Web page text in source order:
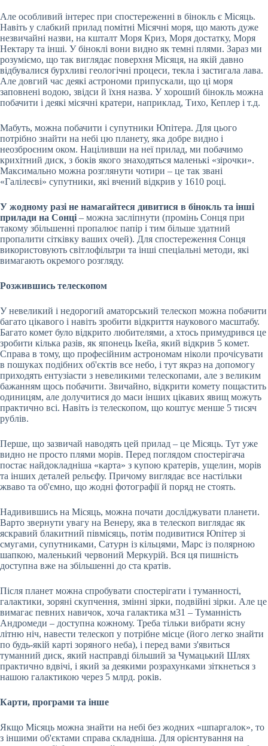
Але особливий інтерес при спостереженні в бінокль є Місяць.
Навіть у слабкий прилад помітні Місячні моря, що мають дуже
незвичайні назви, на кшталт Моря Криз, Моря достатку, Моря
Нектару та інші. У біноклі вони видно як темні плями. Зараз ми
розуміємо, що так виглядає поверхня Місяця, на якій давно
відбувалися бурхливі геологічні процеси, текла і застигала лава.
Але довгий час деякі астрономи припускали, що ці моря
заповнені водою, звідси й їхня назва. У хороший бінокль можна
побачити і деякі місячні кратери, наприклад, Тихо, Кеплер і т.д.
Мабуть, можна побачити і супутники Юпітера. Для цього
потрібно знайти на небі цю планету, яка добре видно і
неозброєним оком. Націливши на неї прилад, ми побачимо
крихітний диск, з боків якого знаходяться маленькі «зірочки».
Максимально можна розглянути чотири – це так звані
«Галілеєві» супутники, які вчений відкрив у 1610 році.
У жодному разі не намагайтеся дивитися в бінокль та інші
прилади на Сонці – можна засліпнути (промінь Сонця при
такому збільшенні пропалює папір і тим більше здатний
пропалити сітківку ваших очей). Для спостереження Сонця
використовують світлофільтри та інші спеціальні методи, які
вимагають окремого розгляду.
Розжившись телескопом
У невеликий і недорогий аматорський телескоп можна побачити
багато цікавого і навіть зробити відкриття наукового масштабу.
Багато комет було відкрито любителями, а хтось примудрився це
зробити кілька разів, як японець Ікейа, який відкрив 5 комет.
Справа в тому, що професійним астрономам ніколи прочісувати
в пошуках подібних об'єктів все небо, і тут якраз на допомогу
приходять ентузіасти з невеликими телескопами, але з великим
бажанням щось побачити. Звичайно, відкрити комету пощастить
одиницям, але долучитися до маси інших цікавих явищ можуть
практично всі. Навіть із телескопом, що коштує менше 5 тисяч
рублів.
Перше, що зазвичай наводять цей прилад – це Місяць. Тут уже
видно не просто плями морів. Перед поглядом спостерігача
постає найдокладніша «карта» з купою кратерів, ущелин, морів
та інших деталей рельєфу. Причому виглядає все настільки
жваво та об'ємно, що жодні фотографії й поряд не стоять.
Надивившись на Місяць, можна почати досліджувати планети.
Варто звернути увагу на Венеру, яка в телескоп виглядає як
яскравий блакитний півмісяць, потім подивитися Юпітер зі
смугами, супутниками, Сатурн із кільцями, Марс із полярною
шапкою, маленький червоний Меркурій. Вся ця пишність
доступна вже на збільшенні до ста кратів.
Після планет можна спробувати спостерігати і туманності,
галактики, зоряні скупчення, змінні зірки, подвійні зірки. Але це
вимагає певних навичок, хоча галактика м31 – Туманність
Андромеди – доступна кожному. Треба тільки вибрати ясну
літню ніч, навести телескоп у потрібне місце (його легко знайти
по будь-якій карті зоряного неба), і перед вами з'явиться
туманний диск, який насправді більший за Чумацький Шлях
практично вдвічі, і який за деякими розрахунками зіткнеться з
нашою галактикою через 5 млрд. років.
Карти, програми та інше
Якщо Місяць можна знайти на небі без жодних «шпаргалок», то
з іншими об'єктами справа складніша. Для орієнтування на